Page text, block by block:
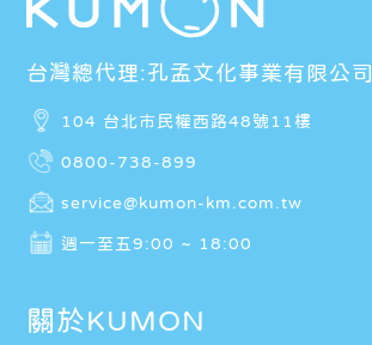
台灣總代理:孔孟文化事業有限公司
104 台北市民權西路48號11樓
0800-738-899
service@kumon-km.com.tw
週一至五9:00 ~ 18:00
關於KUMON